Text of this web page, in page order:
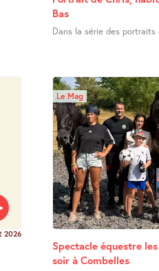
Bas
Dans la série des portraits
2026
Le Mag
Spectacle équestre
soir à Combelles